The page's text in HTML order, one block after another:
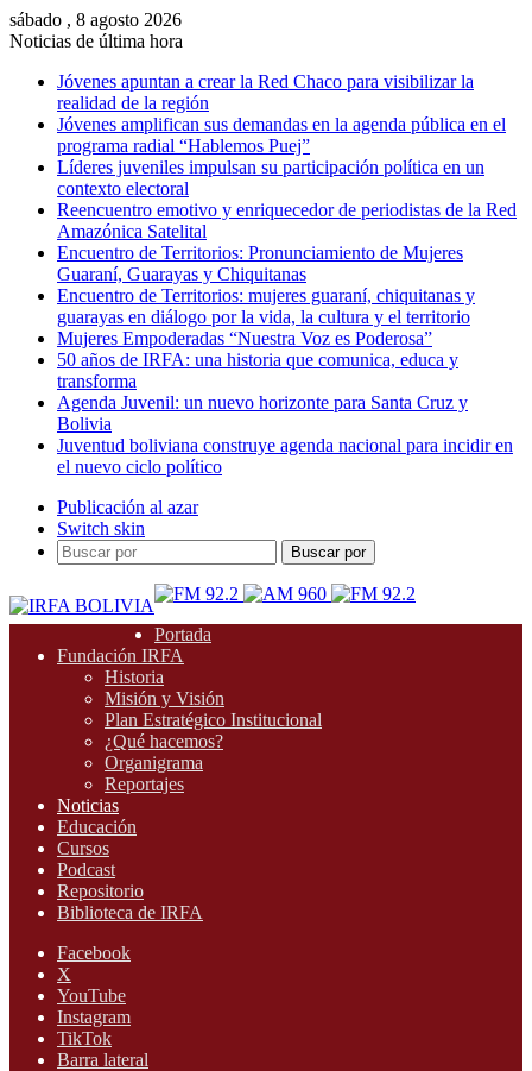
sábado , 8 agosto 2026
Noticias de última hora
Jóvenes apuntan a crear la Red Chaco para visibilizar la
realidad de la región
Jóvenes amplifican sus demandas en la agenda pública en el
programa radial “Hablemos Puej”
Líderes juveniles impulsan su participación política en un
contexto electoral
Reencuentro emotivo y enriquecedor de periodistas de la Red
Amazónica Satelital
Encuentro de Territorios: Pronunciamiento de Mujeres
Guaraní, Guarayas y Chiquitanas
Encuentro de Territorios: mujeres guaraní, chiquitanas y
guarayas en diálogo por la vida, la cultura y el territorio
Mujeres Empoderadas “Nuestra Voz es Poderosa”
50 años de IRFA: una historia que comunica, educa y
transforma
Agenda Juvenil: un nuevo horizonte para Santa Cruz y
Bolivia
Juventud boliviana construye agenda nacional para incidir en
el nuevo ciclo político
Publicación al azar
Switch skin
Buscar por
Portada
Fundación IRFA
Historia
Misión y Visión
Plan Estratégico Institucional
¿Qué hacemos?
Organigrama
Reportajes
Noticias
Educación
Cursos
Podcast
Repositorio
Biblioteca de IRFA
Facebook
X
YouTube
Instagram
TikTok
Barra lateral